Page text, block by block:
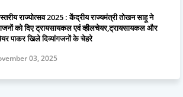
राज्योत्सव 2025 : केंद्रीय राज्यमंत्री तोखन साहू ने
को दिए ट्रायसायकल एवं व्हीलचेयर,ट्रायसायकल और
पाकर खिले दिव्यांगजनों के चेहरे
03, 2025